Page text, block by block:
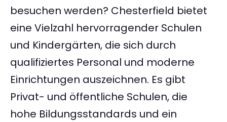
besuchen werden? Chesterfield bietet
eine Vielzahl hervorragender Schulen
und Kindergärten, die sich durch
qualifiziertes Personal und moderne
Einrichtungen auszeichnen. Es gibt
Privat- und öffentliche Schulen, die
hohe Bildungsstandards und ein